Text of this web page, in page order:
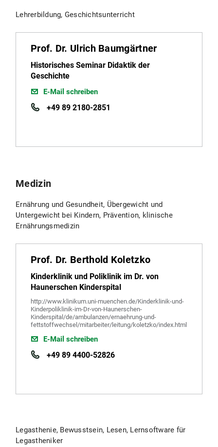
Lehrerbildung, Geschichtsunterricht
Prof. Dr. Ulrich Baumgärtner
Historisches Seminar Didaktik der
Geschichte
E-Mail schreiben
+49 89 2180-2851
Medizin
Ernährung und Gesundheit, Übergewicht und
Untergewicht bei Kindern, Prävention, klinische
Ernährungsmedizin
Prof. Dr. Berthold Koletzko
Kinderklinik und Poliklinik im Dr. von
Haunerschen Kinderspital
http://www.klinikum.uni-muenchen.de/Kinderklinik-und-
Kinderpoliklinik-im-Dr-von-Haunerschen-
Kinderspital/de/ambulanzen/ernaehrung-und-
fettstoffwechsel/mitarbeiter/leitung/koletzko/index.html
E-Mail schreiben
+49 89 4400-52826
Legasthenie, Bewusstsein, Lesen, Lernsoftware für
Legastheniker